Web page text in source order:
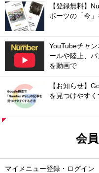
【登録無料】
ポーツの「今」
YouTubeチャ
ールや陸上、
を動画で
【お知らせ】
を見つけやす
会
マイメニュー登録・ログイン